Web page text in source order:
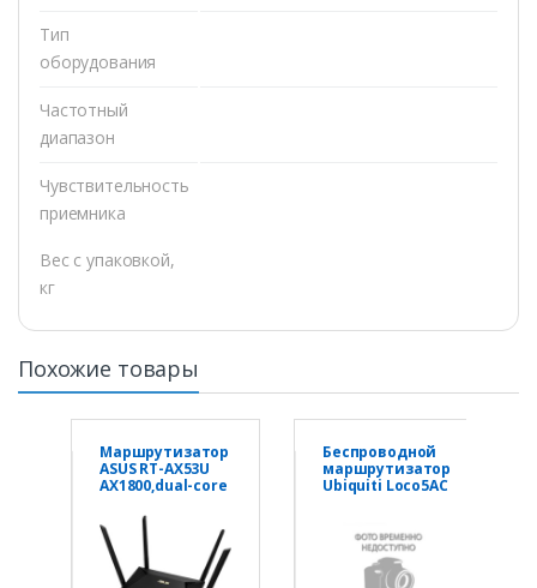
Тип
оборудования
Частотный
диапазон
Чувствительность
приемника
Вес с упаковкой,
кг
Похожие товары
Маршрутизатор
ASUS RT-AX53U
AX1800,dual-core
MA,RJ45 Gb
WANx1,RJ45 Gb
LANx4,USBx1
Беспроводной
маршрутизатор
Ubiquiti Loco5AC